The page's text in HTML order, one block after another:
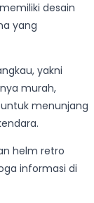
desain
yang
yakni
murah,
menunjang
helm retro
informasi di